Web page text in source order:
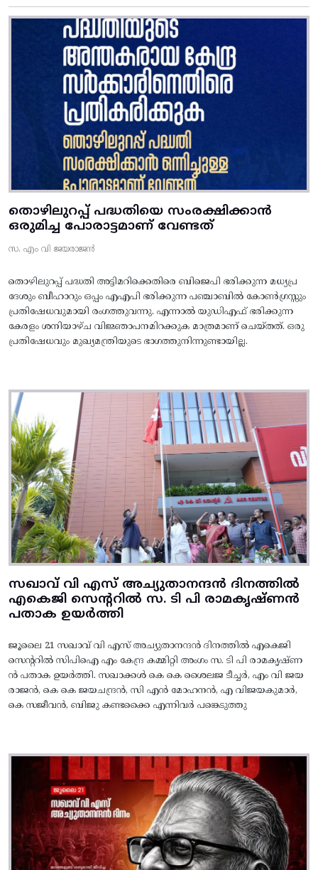
തൊഴിലുറപ്പ് പദ്ധതിയെ സംരക്ഷിക്കാൻ
ഒരുമിച്ച പോരാട്ടമാണ് വേണ്ടത്
സ. എം വി ജയരാജൻ
തൊഴിലുറപ്പ് പദ്ധതി അട്ടിമറിക്കെതിരെ ബിജെപി ഭരിക്കുന്ന മധ്യപ്ര
ദേശും ബീഹാറും ഒപ്പം എഎപി ഭരിക്കുന്ന പഞ്ചാബിൽ കോൺഗ്രസ്സും
പ്രതിഷേധവുമായി രംഗത്തുവന്നു. എന്നാൽ യുഡിഎഫ് ഭരിക്കുന്ന
കേരളം ശനിയാഴ്ച വിജ്ഞാപനമിറക്കുക മാത്രമാണ് ചെയ്തത്. ഒരു
പ്രതിഷേധവും മുഖ്യമന്ത്രിയുടെ ഭാഗത്തുനിന്നുണ്ടായില്ല.
സഖാവ് വി എസ് അച്യുതാനന്ദൻ ദിനത്തിൽ
എകെജി സെന്ററിൽ സ. ടി പി രാമകൃഷ്‌ണൻ
പതാക ഉയർത്തി
ജൂലൈ 21 സഖാവ് വി എസ് അച്യുതാനന്ദൻ ദിനത്തിൽ എകെജി
സെന്ററിൽ സിപിഐ എം കേന്ദ്ര കമ്മിറ്റി അംഗം സ. ടി പി രാമകൃഷ്‌ണ
ൻ പതാക ഉയർത്തി. സഖാക്കൾ കെ കെ ശൈലജ ടീച്ചർ, എം വി ജയ
രാജൻ, കെ കെ ജയചന്ദ്രൻ, സി എൻ മോഹനൻ, എ വിജയകുമാർ,
കെ സജീവൻ, ബിജു കണ്ടക്കൈ എന്നിവർ പങ്കെടുത്തു